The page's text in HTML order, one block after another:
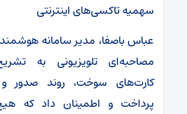
سهمیه تاکسی‌های اینترنتی
عباس باصفا، مدیر سامانه
مصاحبه‌ای تلویزیونی به
کارت‌های سوخت، روند صدور
پرداخت و اطمینان داد که